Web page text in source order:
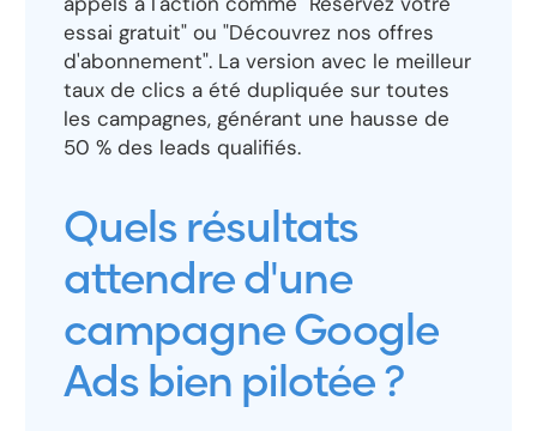
essai gratuit" ou "Découvrez nos offres
d'abonnement". La version avec le meilleur
taux de clics a été dupliquée sur toutes
les campagnes, générant une hausse de
50 % des leads qualifiés.
Quels résultats
attendre d'une
campagne Google
Ads bien pilotée ?